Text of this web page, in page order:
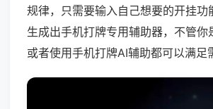
规律，只需要输入自己想要的开挂功
生成出手机打牌专用辅助器，不管你
或者使用手机打牌AI辅助都可以满足